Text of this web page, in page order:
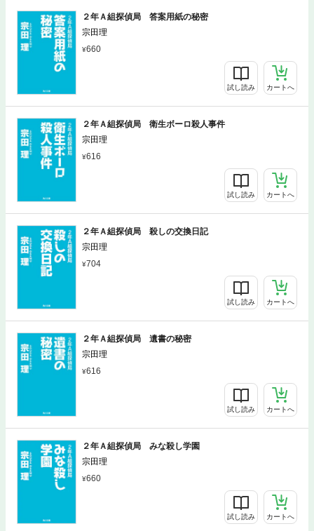
２年Ａ組探偵局 答案用紙の秘密
宗田理
660
試し読み カートへ
２年Ａ組探偵局 衛生ボーロ殺人事件
宗田理
616
試し読み カートへ
２年Ａ組探偵局 殺しの交換日記
宗田理
704
試し読み カートへ
２年Ａ組探偵局 遺書の秘密
宗田理
616
試し読み カートへ
２年Ａ組探偵局 みな殺し学園
宗田理
660
試し読み カートへ